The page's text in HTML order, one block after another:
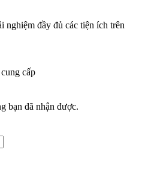
nghiệm đầy đủ các tiện ích trên
cấp
bạn đã nhận được.